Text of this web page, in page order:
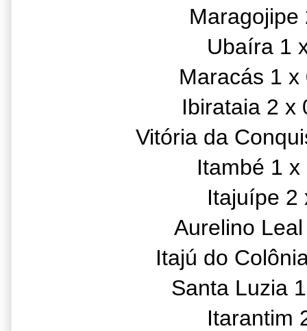
Maragojipe
Ubaíra 1
Maracás 1
Ibirataia 2 x
Vitória da
Itambé 1
Itajuípe 2
Aurelino
Itajú do
Santa Luzia
Itarantim